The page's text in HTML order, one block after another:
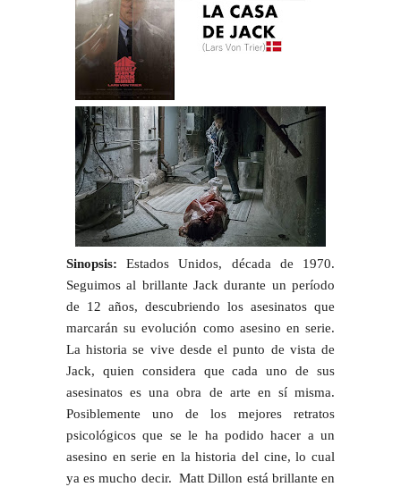
Sinopsis:Estados Unidos, década de 1970.
Seguimos al brillante Jack durante un período
de 12 años, descubriendo los asesinatos que
marcarán su evolución como asesino en serie.
La historia se vive desde el punto de vista de
Jack, quien considera que cada uno de sus
asesinatos es una obra de arte en sí misma.
Posiblemente uno de los mejores retratos
psicológicos que se le ha podido hacer a un
asesino en serie en la historia del cine, lo cual
ya es mucho decir. Matt Dillon está brillante en